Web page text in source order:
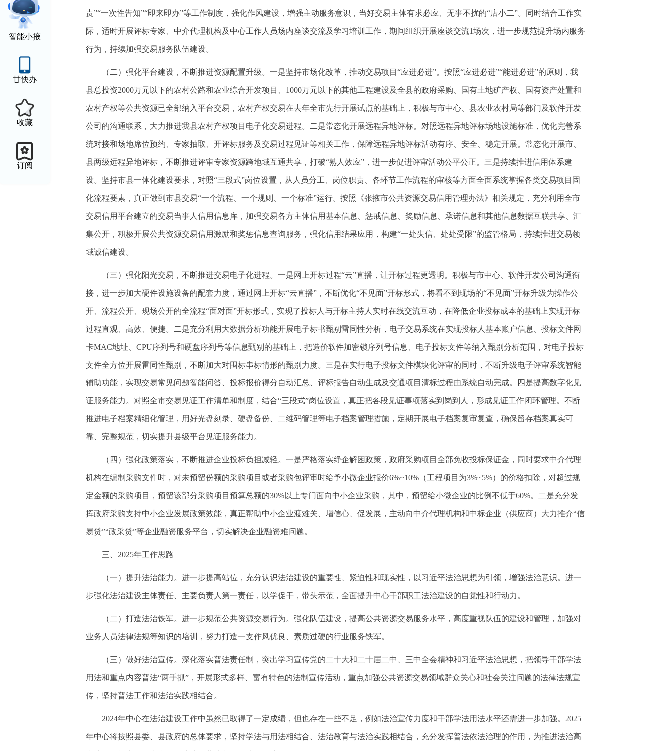
智能小掖
甘快办
收藏
订阅
责”“一次性告知”“即来即办”等工作制度，强化作风建设，增强主动服务意识，当好交易主体有求必应、无事不扰的“店小二”。同时结合工作实
际，适时开展评标专家、中介代理机构及中心工作人员场内座谈交流及学习培训工作，期间组织开展座谈交流1场次，进一步规范提升场内服务
行为，持续加强交易服务队伍建设。
（二）强化平台建设，不断推进资源配置升级。一是坚持市场化改革，推动交易项目“应进必进”。按照“应进必进”“能进必进”的原则，我
县总投资2000万元以下的农村公路和农业综合开发项目、1000万元以下的其他工程建设及全县的政府采购、国有土地矿产权、国有资产处置和
农村产权等公共资源已全部纳入平台交易，农村产权交易在去年全市先行开展试点的基础上，积极与市中心、县农业农村局等部门及软件开发
公司的沟通联系，大力推进我县农村产权项目电子化交易进程。二是常态化开展远程异地评标。对照远程异地评标场地设施标准，优化完善系
统对接和场地席位预约、专家抽取、开评标服务及交易过程见证等相关工作，保障远程异地评标活动有序、安全、稳定开展。常态化开展市、
县两级远程异地评标，不断推进评审专家资源跨地域互通共享，打破“熟人效应”，进一步促进评审活动公平公正。三是持续推进信用体系建
设。坚持市县一体化建设要求，对照“三段式”岗位设置，从人员分工、岗位职责、各环节工作流程的审核等方面全面系统掌握各类交易项目固
化流程要素，真正做到市县交易“一个流程、一个规则、一个标准”运行。按照《张掖市公共资源交易信用管理办法》相关规定，充分利用全市
交易信用平台建立的交易当事人信用信息库，加强交易各方主体信用基本信息、惩戒信息、奖励信息、承诺信息和其他信息数据互联共享、汇
集公开，积极开展公共资源交易信用激励和奖惩信息查询服务，强化信用结果应用，构建“一处失信、处处受限”的监管格局，持续推进交易领
域诚信建设。
（三）强化阳光交易，不断推进交易电子化进程。一是网上开标过程“云”直播，让开标过程更透明。积极与市中心、软件开发公司沟通衔
接，进一步加大硬件设施设备的配套力度，通过网上开标“云直播”，不断优化“不见面”开标形式，将看不到现场的“不见面”开标升级为操作公
开、流程公开、现场公开的全流程“面对面”开标形式，实现了投标人与开标主持人实时在线交流互动，在降低企业投标成本的基础上实现开标
过程直观、高效、便捷。二是充分利用大数据分析功能开展电子标书甄别雷同性分析，电子交易系统在实现投标人基本账户信息、投标文件网
卡MAC地址、CPU序列号和硬盘序列号等信息甄别的基础上，把造价软件加密锁序列号信息、电子投标文件等纳入甄别分析范围，对电子投标
文件全方位开展雷同性甄别，不断加大对围标串标情形的甄别力度。三是在实行电子投标文件模块化评审的同时，不断升级电子评审系统智能
辅助功能，实现交易常见问题智能问答、投标报价得分自动汇总、评标报告自动生成及交通项目清标过程由系统自动完成。四是提高数字化见
证服务能力。对照全市交易见证工作清单和制度，结合“三段式”岗位设置，真正把各段见证事项落实到岗到人，形成见证工作闭环管理。不断
推进电子档案精细化管理，用好光盘刻录、硬盘备份、二维码管理等电子档案管理措施，定期开展电子档案复审复查，确保留存档案真实可
靠、完整规范，切实提升县级平台见证服务能力。
（四）强化政策落实，不断推进企业投标负担减轻。一是严格落实纾企解困政策，政府采购项目全部免收投标保证金，同时要求中介代理
机构在编制采购文件时，对未预留份额的采购项目或者采购包评审时给予小微企业报价6%~10%（工程项目为3%~5%）的价格扣除，对超过规
定金额的采购项目，预留该部分采购项目预算总额的30%以上专门面向中小企业采购，其中，预留给小微企业的比例不低于60%。二是充分发
挥政府采购支持中小企业发展政策效能，真正帮助中小企业渡难关、增信心、促发展，主动向中介代理机构和中标企业（供应商）大力推介“信
易贷”“政采贷”等企业融资服务平台，切实解决企业融资难问题。
三、2025年工作思路
（一）提升法治能力。进一步提高站位，充分认识法治建设的重要性、紧迫性和现实性，以习近平法治思想为引领，增强法治意识。进一
步强化法治建设主体责任、主要负责人第一责任，以学促干，带头示范，全面提升中心干部职工法治建设的自觉性和行动力。
（二）打造法治铁军。进一步规范公共资源交易行为。强化队伍建设，提高公共资源交易服务水平，高度重视队伍的建设和管理，加强对
业务人员法律法规等知识的培训，努力打造一支作风优良、素质过硬的行业服务铁军。
（三）做好法治宣传。深化落实普法责任制，突出学习宣传党的二十大和二十届二中、三中全会精神和习近平法治思想，把领导干部学法
用法和重点内容普法“两手抓”，开展形式多样、富有特色的法制宣传活动，重点加强公共资源交易领域群众关心和社会关注问题的法律法规宣
传，坚持普法工作和法治实践相结合。
2024年中心在法治建设工作中虽然已取得了一定成绩，但也存在一些不足，例如法治宣传力度和干部学法用法水平还需进一步加强。2025
年中心将按照县委、县政府的总体要求，坚持学法与用法相结合、法治教育与法治实践相结合，充分发挥普法依法治理的作用，为推进法治高